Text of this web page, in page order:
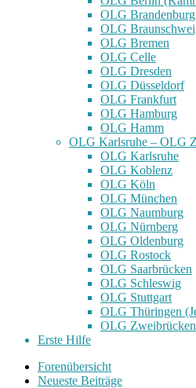
OLG Brandenburg
OLG
OLG Bremen
OLG Celle
OLG Dresden
OLG Düsseldorf
OLG Frankfurt
OLG Hamburg
OLG Hamm
OLG Karlsruhe – OLG
OLG Karlsruhe
OLG Koblenz
OLG Köln
OLG München
OLG Naumburg
OLG Nürnberg
OLG Oldenburg
OLG Rostock
OLG Saarbrücken
OLG Schleswig
OLG Stuttgart
OLG Thüringen
OLG Zweibrücken
Erste Hilfe
Forenübersicht
Neueste Beiträge